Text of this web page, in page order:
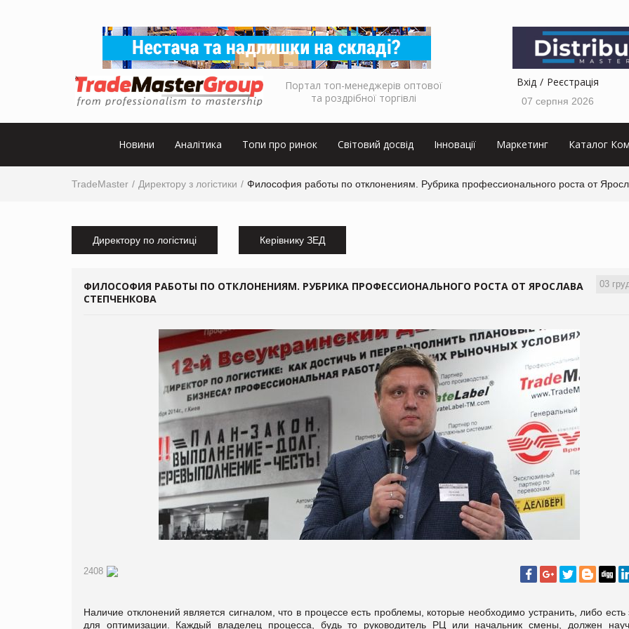
Портал топ-менеджерів оптової
та роздрібної торгівлі
Вхід Реєстрація
07 серпня 2026
Новини Аналітика Топи про ринок Світовий досвід Інновації Маркетинг Каталог
TradeMaster Директору з логістики Философия работы по отклонениям. Рубрика профессионального роста от
Директору по логістиці Керівнику ЗЕД
03
ФИЛОСОФИЯ РАБОТЫ ПО ОТКЛОНЕНИЯМ. РУБРИКА ПРОФЕССИОНАЛЬНОГО РОСТА ОТ ЯРОСЛАВА
СТЕПЧЕНКОВА
2408
Наличие отклонений является сигналом, что в процессе есть проблемы, которые необходимо устранить, либо есть
для оптимизации. Каждый владелец процесса, будь то руководитель РЦ или начальник смены, должен